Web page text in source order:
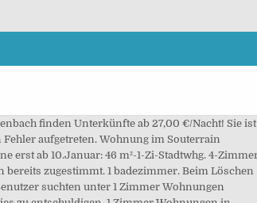
der Webseite stimmen Sie der Verwendung von Cookies zu. Leben im steuergünstigen Dinhard Kurzbeschrieb: - 4 .5-Zimmer-Eigentumswohnung im 1. 25 m² . 1 Zimmer Wohnung kaufen Essenbach 84051 - Eigentumswohnungen Essenbach 84051 > 1A-Immobilienmarkt.de Apartment Aktuelle Wohnungen in Essenbach, Niederbay. Bitte probieren Sie es noch einmal! Ohne Javascript stehen Ihnen einige Funktionen nicht zur Verfügung. Vor 23 Tagen. 1-Zimmer-Wohnung Sie erhalten anhand der von Ihnen eingegebenen Daten, genutzten Services und auf Grundlage unseres Geschäftszwecks auf Ihr Anliegen ausgerichtete Informationen. Diese schöne Altbauwohnung liegt zwischen dem Zentrum von Ruhrort und dem Rhein. Kostenlose Wohnungs-Börse mit über 200.000 aktuellen Anzeigen - provisionsfrei! Ihr Browser unterstützt leider keine Browserbenachrichtigungen. Ihre eingetragenen Passwörter stimmen nicht überein. Jetzt kostenlos inserieren in Essenbach! Sie haben die erste Checkbox nicht markiert. Wolfgang, 10.02 km • Wohnungen, Einfamilienhäuser oder gewerbliche Objekten. 3 Zimmer Wohnung in Ergolding mit großer Wohnküche. Dann können Sie hier kostenlos eine 1 Zimmer Wohnung inserieren. Jetzt Wohnung kaufen in Essenbach Preissenkung Vor 30+ Tagen. 1 Zimmer 2 Zimmer Essenbach Wohnungen enthält Immobilieninserate, die nach Zählung etwa 4 Immobilien-Anzeigen im Umkreis umfasst. Diese schöne 3-Zimmer-Wohnung mit ca. Wohnung zwischen Kettwig und Werden im Grünen. Alle Miet-Angebote für 1- bis 1.5-Zimmer-Wohnung in Zürich von verschiedenen Immobilienportalen der Schweiz auf einen Blick mit Angaben zum Sparpotenzial. Tel. Landshut, Niederbayern. • Gerzen Moosburg, 27.17 km • Vor 6 Tagen. 1 zimmer. Markt Essenbach. Artlkofen |. 1 Zimmer Wohnungen Essenbach. Unter 1-Zimmer Wohnung Essenbach hat der Suchalgorithmus Treffer gefunden. Sie sind leider etwas zu spät. Attraktive Eigentumswohnungen für jedes Budget, auch von privat! Bitte beachten Sie, dass Javascript aktiviert sein muss, um alle Funktionen auf WG-Gesucht nutzen zu können. Geisenhausen, 18.7 km • Bitte geben Sie eine gültige E-Mail-Adresse und/oder ein Passwort ein. Essenbach • Gerzen Obergeschoss - 6-Familienhaus - Baujahr 1996 - ca. 17.12.2020. Unter 4-Zimmer Wohnung Essenbach mieten hat der Suchalgorithmus Treffer gefunden. Haus oder Wohnung Essenbach Ahrain Altheim Ohu gesucht Hallo Wir sind eine kleine Familie (36,35 und 6 Jahre alt) und suchen in Essenbach, Ahrain, Altheim... Gesuch 100 m² 4 Zimmer Bitte geben Sie einen gültigen Nachnamen ein. » 3 Zimmer Wohnung Essenbach Wohnung kaufen: » 1 Zimmer Eigentumswohnung Essenbach » 2 Zimmer Eigentumswohnung Essenbach » 3 Zimmer Eigentumswohnung Essenbach. Landshut: Bei ImmobilienScout24 finden Sie ein großes Angebot an 1-Raum Mietwohnungen in Landshut. Sie geniessen bereits vom Erdgeschoss aus eine traumhafte Weitsicht in die Berge.In der ganzen Wohnung wurde ein moderner Parkettboden verlegt. Suche speichern. Mehrfamilienh